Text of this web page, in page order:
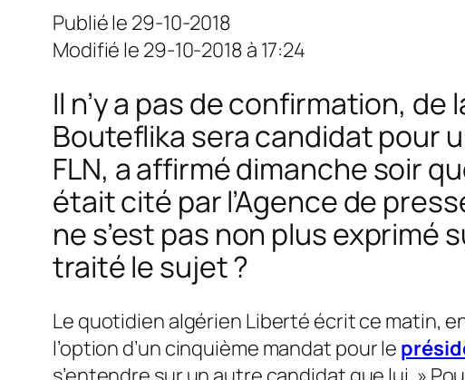
Publié le 29-10-2018
Modifié le 29-10-2018 à 17:24
Il n’y a pas de confirmation,
Bouteflika sera candidat pour
FLN, a affirmé dimanche soir
était cité par l’Agence de
ne s’est pas non plus
traité le sujet ?
Le quotidien algérien Liberté écrit ce matin,
l’option d’un cinquième mandat pour le